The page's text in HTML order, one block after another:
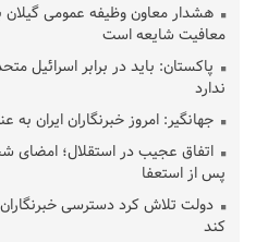
هشدار معاون وظیفه عمومی گیلان
معافیت شایعه است
پاکستان: باید در برابر
ندارد
جهانگیر: امروز خبرنگاران ایران
پس از استعفا
دولت تلاش کرد دسترسی خبرنگاران
کند